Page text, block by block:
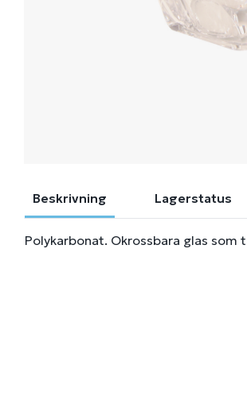
Beskrivning Lagerstatus
Polykarbonat. Okrossbara glas som